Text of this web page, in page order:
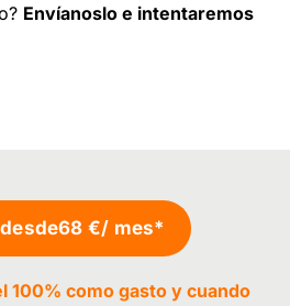
Envíanoslo e intentaremos
68 €/ mes*
100% como gasto y cuando